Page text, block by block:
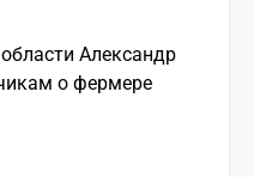
Александр
о фермере